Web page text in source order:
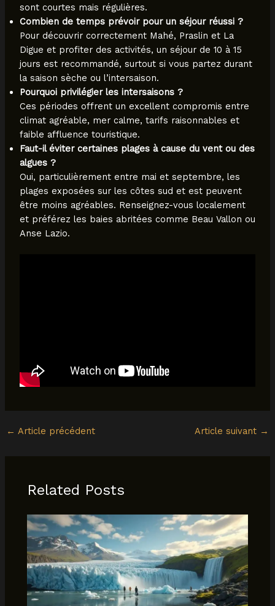
sont courtes mais régulières.
Combien de temps prévoir pour un séjour réussi ?
Pour découvrir correctement Mahé, Praslin et La
Digue et profiter des activités, un séjour de 10 à 15
jours est recommandé, surtout si vous partez durant
la saison sèche ou l’intersaison.
Pourquoi privilégier les intersaisons ?
Ces périodes offrent un excellent compromis entre
climat agréable, mer calme, tarifs raisonnables et
faible affluence touristique.
Faut-il éviter certaines plages à cause du vent ou des
algues ?
Oui, particulièrement entre mai et septembre, les
plages exposées sur les côtes sud et est peuvent
être moins agréables. Renseignez-vous localement
et préférez les baies abritées comme Beau Vallon ou
Anse Lazio.
← Article précédent Article suivant →
Related Posts